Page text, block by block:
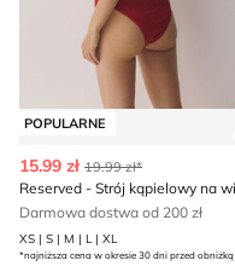
POPULARNE
15.99 zł 19.99 zł*
Darmowa dostwa od 200 zł
XS | S | M | L | XL
*najniższa cena w okresie 30 dni przed obniżką